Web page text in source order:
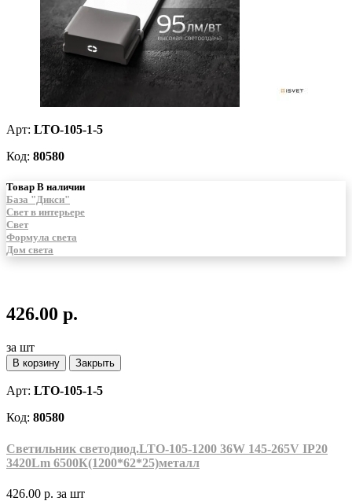
Арт: LTO-105-1-5
Код: 80580
Товар В наличии
База "Дикси"
Свет в интерьере
Свет
Формула света
Дом света
426.00 р.
за шт
В корзину Закрыть
Арт: LTO-105-1-5
Код: 80580
Светильник светодиод.LTO-105-1200 36W 145-265V IP20
3420Lm 6500К(1200*62*25)металл
426.00 р. за шт